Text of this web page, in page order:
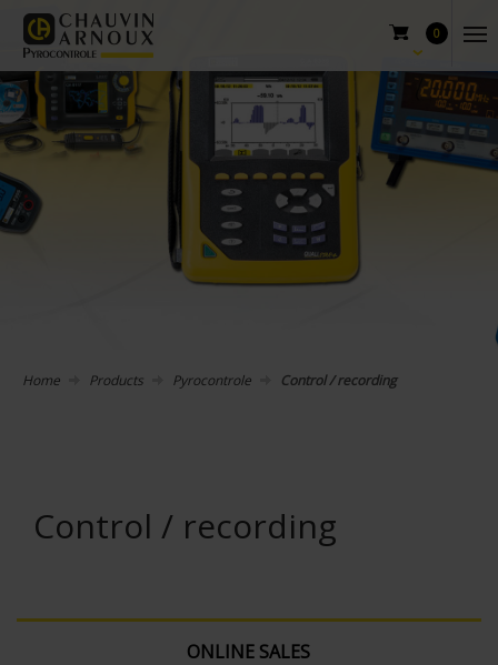
0
Home Products Pyrocontrole Control / recording
Control / recording
ONLINE SALES